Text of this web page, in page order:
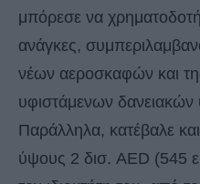
μπόρεσε να
ανάγκες,
νέων αεροσκαφών και
υφιστάμενων
Παράλληλα, κατέβαλε
ύψους 2 δισ. AED (545